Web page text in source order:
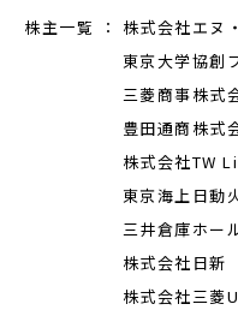
株主一覧 ： 株式会社エヌ
東京大学協創プラ
三菱商事株式会
豊田通商株式会
株式会社TW
東京海上日動火災
三井倉庫ホールデ
株式会社日新
株式会社三菱